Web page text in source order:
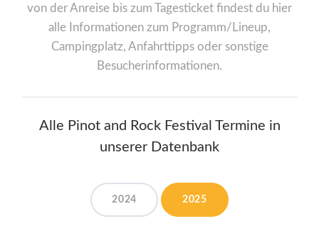
von der Anreise bis zum Tagesticket findest du hier
alle Informationen zum Programm/Lineup,
Campingplatz, Anfahrttipps oder sonstige
Besucherinformationen.
Alle Pinot and Rock Festival Termine in
unserer Datenbank
2024 2025